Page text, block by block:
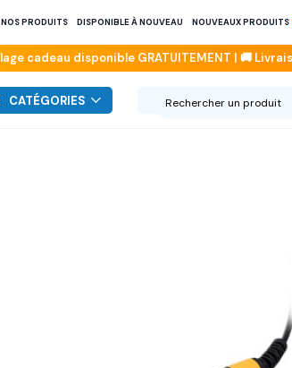
NOS PRODUITS DISPONIBLE À NOUVEAU NOUVEAUX PRODUITS
CATÉGORIES